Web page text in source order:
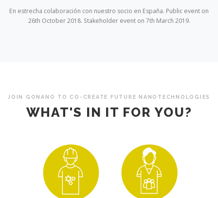
En estrecha colaboración con nuestro socio en España. Public event on
26th October 2018. Stakeholder event on 7th March 2019.
JOIN GONANO TO CO-CREATE FUTURE NANOTECHNOLOGIES
WHAT'S IN IT FOR YOU?